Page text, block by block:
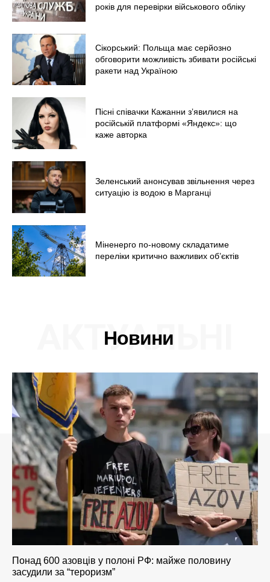
Меню
Київ
Україна
Економіка
Політика
Світ
Технології
років для перевірки військового обліку
Сікорський: Польща має серйозно
обговорити можливість збивати російські
ракети над Україною
Пісні співачки Кажанни зʼявилися на
російській платформі «Яндекс»: що
каже авторка
Зеленський анонсував звільнення через
ситуацію із водою в Марганці
Міненерго по-новому складатиме
переліки критично важливих об’єктів
Новини
АКТУАЛЬНІ
Понад 600 азовців у полоні РФ: майже половину
засудили за “тероризм”